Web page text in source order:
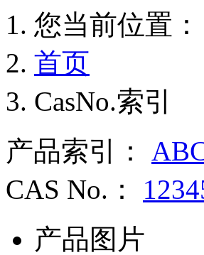
您当前位置：
首页
CasNo.索引
产品索引： AB
CAS No.： 1234
产品图片